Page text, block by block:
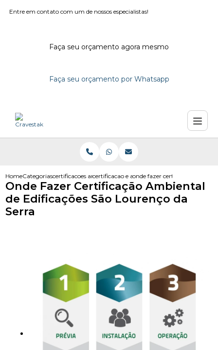
Entre em contato com um de nossos especialistas!
Faça seu orçamento agora mesmo
Faça seu orçamento por Whatsapp
HomeCategoriascertificacoes ambientaiscertificacao e auditoria ambiental
onde fazer certificacao
Onde Fazer Certificação Ambiental
de Edificações São Lourenço da
Serra